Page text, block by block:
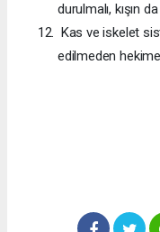
durulmalı, kışın
Kas ve iskelet
edilmeden